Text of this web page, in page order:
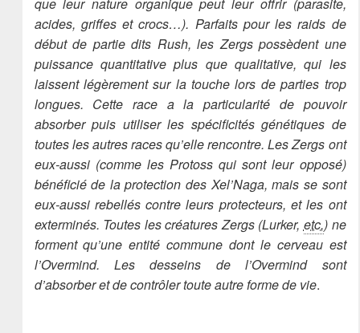
acides, griffes et crocs…). Parfaits pour les raids de
début de partie dits Rush, les Zergs possèdent une
puissance quantitative plus que qualitative, qui les
laissent légèrement sur la touche lors de parties trop
longues. Cette race a la particularité de pouvoir
absorber puis utiliser les spécificités génétiques de
toutes les autres races qu’elle rencontre. Les Zergs ont
eux-aussi (comme les Protoss qui sont leur opposé)
bénéficié de la protection des Xel’Naga, mais se sont
eux-aussi rebellés contre leurs protecteurs, et les ont
exterminés. Toutes les créatures Zergs (Lurker, etc.) ne
forment qu’une entité commune dont le cerveau est
l’Overmind. Les desseins de l’Overmind sont
d’absorber et de contrôler toute autre forme de vie.